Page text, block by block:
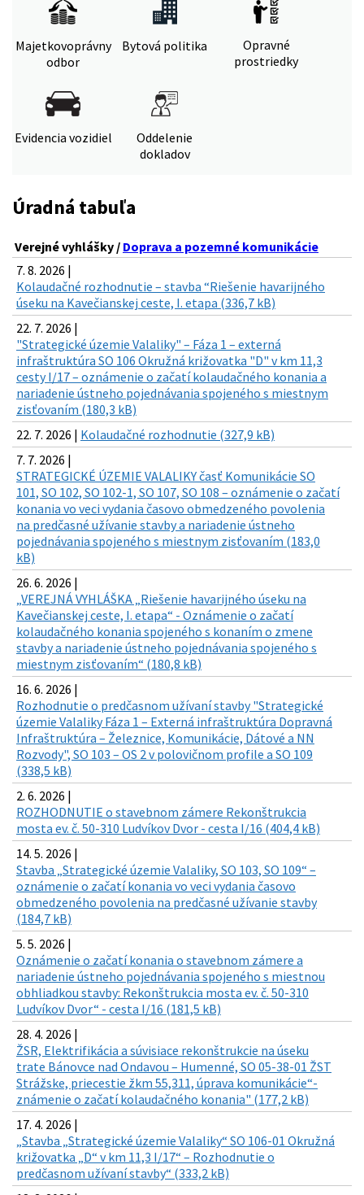
Majetkovoprávny
odbor
Bytová politika
Opravné
prostriedky
Evidencia vozidiel
Oddelenie
dokladov
Úradná tabuľa
Verejné vyhlášky / Doprava a pozemné komunikácie
7. 8. 2026 |
Kolaudačné rozhodnutie – stavba “Riešenie havarijného
úseku na Kavečianskej ceste, I. etapa (336,7 kB)
22. 7. 2026 |
"Strategické územie Valaliky" – Fáza 1 – externá
infraštruktúra SO 106 Okružná križovatka "D" v km 11,3
cesty I/17 – oznámenie o začatí kolaudačného konania a
nariadenie ústneho pojednávania spojeného s miestnym
zisťovaním (180,3 kB)
22. 7. 2026 | Kolaudačné rozhodnutie (327,9 kB)
7. 7. 2026 |
STRATEGICKÉ ÚZEMIE VALALIKY časť Komunikácie SO
101, SO 102, SO 102-1, SO 107, SO 108 – oznámenie o začatí
konania vo veci vydania časovo obmedzeného povolenia
na predčasné užívanie stavby a nariadenie ústneho
pojednávania spojeného s miestnym zisťovaním (183,0
kB)
26. 6. 2026 |
„VEREJNÁ VYHLÁŠKA „Riešenie havarijného úseku na
Kavečianskej ceste, I. etapa“ - Oznámenie o začatí
kolaudačného konania spojeného s konaním o zmene
stavby a nariadenie ústneho pojednávania spojeného s
miestnym zisťovaním“ (180,8 kB)
16. 6. 2026 |
Rozhodnutie o predčasnom užívaní stavby "Strategické
územie Valaliky Fáza 1 – Externá infraštruktúra Dopravná
Infraštruktúra – Železnice, Komunikácie, Dátové a NN
Rozvody", SO 103 – OS 2 v polovičnom profile a SO 109
(338,5 kB)
2. 6. 2026 |
ROZHODNUTIE o stavebnom zámere Rekonštrukcia
mosta ev. č. 50-310 Ludvíkov Dvor - cesta I/16 (404,4 kB)
14. 5. 2026 |
Stavba „Strategické územie Valaliky, SO 103, SO 109“ –
oznámenie o začatí konania vo veci vydania časovo
obmedzeného povolenia na predčasné užívanie stavby
(184,7 kB)
5. 5. 2026 |
Oznámenie o začatí konania o stavebnom zámere a
nariadenie ústneho pojednávania spojeného s miestnou
obhliadkou stavby: Rekonštrukcia mosta ev. č. 50-310
Ludvíkov Dvor“ - cesta I/16 (181,5 kB)
28. 4. 2026 |
ŽSR, Elektrifikácia a súvisiace rekonštrukcie na úseku
trate Bánovce nad Ondavou – Humenné, SO 05-38-01 ŽST
Strážske, priecestie žkm 55,311, úprava komunikácie“-
známenie o začatí kolaudačného konania" (177,2 kB)
17. 4. 2026 |
„Stavba „Strategické územie Valaliky“ SO 106-01 Okružná
križovatka „D“ v km 11,3 I/17“ – Rozhodnutie o
predčasnom užívaní stavby“ (333,2 kB)